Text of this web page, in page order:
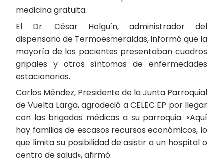
medicina gratuita.
El Dr. César Holguín, administrador del
dispensario de Termoesmeraldas, informó que la
mayoría de los pacientes presentaban cuadros
gripales y otros síntomas de enfermedades
estacionarias.
Carlos Méndez, Presidente de la Junta Parroquial
de Vuelta Larga, agradeció a CELEC EP por llegar
con las brigadas médicas a su parroquia. «Aquí
hay familias de escasos recursos económicos, lo
que limita su posibilidad de asistir a un hospital o
centro de salud», afirmó.